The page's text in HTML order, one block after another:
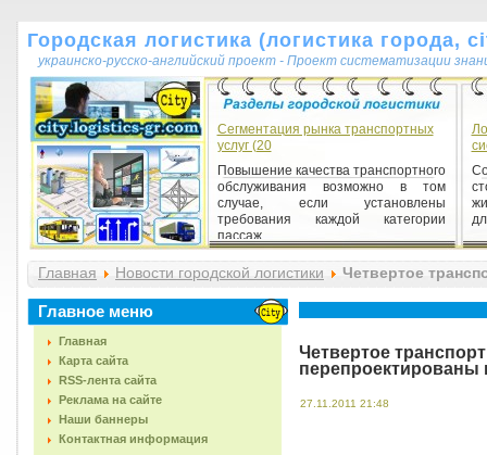
Городская логистика (логистика города,
украинско-русско-английский проект - Проект систематизации
Сегментация рынка транспортных
услуг (20
Повышение качества транспортного
обслуживания возможно в том
случае, если установлены
требования каждой категории
пассаж...
Главная Новости городской логистики Четвертое
Главное меню
Главная
Карта сайта
RSS-лента сайта
Реклама на сайте
Наши баннеры
Контактная информация
Четвертое
27.11.2011 21:48